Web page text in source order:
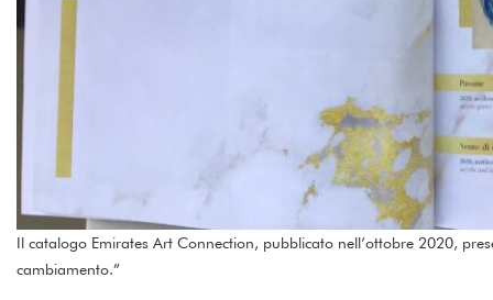
Il catalogo Emirates Art Connection, pubblicato nell’ottobre 2020,
cambiamento.”